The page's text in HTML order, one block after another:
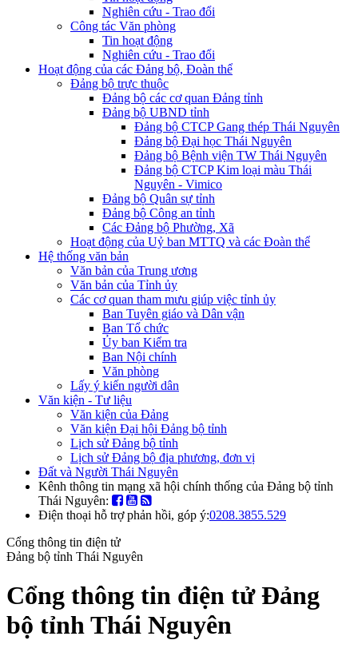
Nghiên cứu - Trao đổi
Công tác Văn phòng
Tin hoạt động
Nghiên cứu - Trao đổi
Hoạt động của các Đảng bộ, Đoàn thể
Đảng bộ trực thuộc
Đảng bộ các cơ quan Đảng tỉnh
Đảng bộ UBND tỉnh
Đảng bộ CTCP Gang thép Thái Nguyên
Đảng bộ Đại học Thái Nguyên
Đảng bộ Bệnh viện TW Thái Nguyên
Đảng bộ CTCP Kim loại màu Thái
Nguyên - Vimico
Đảng bộ Quân sự tỉnh
Đảng bộ Công an tỉnh
Các Đảng bộ Phường, Xã
Hoạt động của Uỷ ban MTTQ và các Đoàn thể
Hệ thống văn bản
Văn bản của Trung ương
Văn bản của Tỉnh ủy
Các cơ quan tham mưu giúp việc tỉnh ủy
Ban Tuyên giáo và Dân vận
Ban Tổ chức
Ủy ban Kiểm tra
Ban Nội chính
Văn phòng
Lấy ý kiến người dân
Văn kiện - Tư liệu
Văn kiện của Đảng
Văn kiện Đại hội Đảng bộ tỉnh
Lịch sử Đảng bộ tỉnh
Lịch sử Đảng bộ địa phương, đơn vị
Đất và Người Thái Nguyên
Kênh thông tin mạng xã hội chính thống của Đảng bộ tỉnh
Thái Nguyên:
Điện thoại hỗ trợ phản hồi, góp ý:0208.3855.529
Cổng thông tin điện tử
Đảng bộ tỉnh Thái Nguyên
Cổng thông tin điện tử Đảng
bộ tỉnh Thái Nguyên